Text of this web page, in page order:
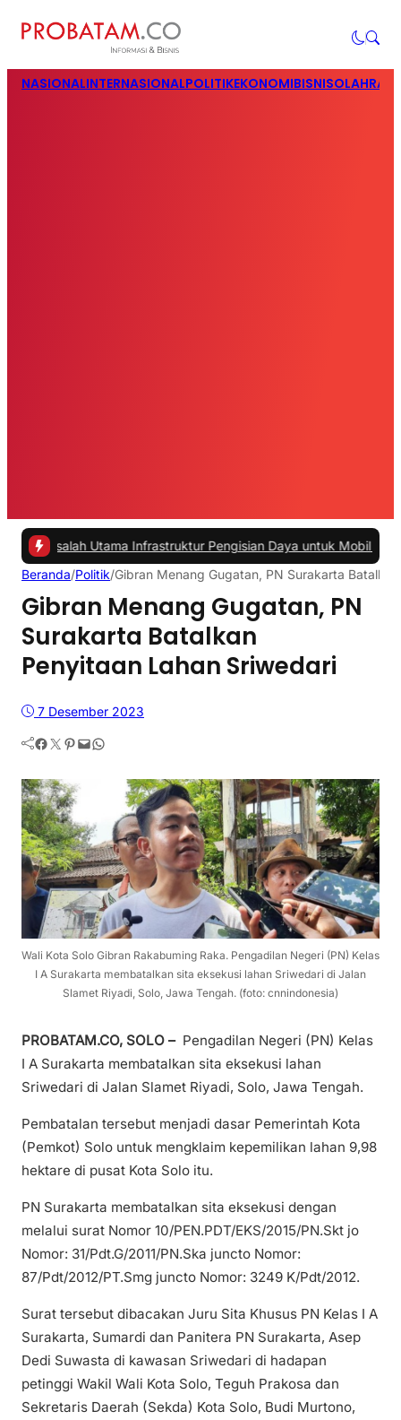
NASIONALINTERNASIONALPOLITIKEKONOMIBISNIS
Utama Infrastruktur Pengisian Daya untuk Mobil Listrik yang Perlu
Beranda/Politik/Gibran Menang Gugatan, PN Surakarta
Gibran Menang Gugatan, PN
Surakarta Batalkan
Penyitaan Lahan Sriwedari
7 Desember 2023
Facebook Twitter Pinterest Mail WhatsApp
Wali Kota Solo Gibran Rakabuming Raka. Pengadilan Negeri (PN) Kelas
I A Surakarta membatalkan sita eksekusi lahan Sriwedari di Jalan
Slamet Riyadi, Solo, Jawa Tengah. (foto: cnnindonesia)
PROBATAM.CO, SOLO – Pengadilan Negeri (PN) Kelas
I A Surakarta membatalkan sita eksekusi lahan
Sriwedari di Jalan Slamet Riyadi, Solo, Jawa Tengah.
Pembatalan tersebut menjadi dasar Pemerintah Kota
(Pemkot) Solo untuk mengklaim kepemilikan lahan 9,98
hektare di pusat Kota Solo itu.
PN Surakarta membatalkan sita eksekusi dengan
melalui surat Nomor 10/PEN.PDT/EKS/2015/PN.Skt jo
Nomor: 31/Pdt.G/2011/PN.Ska juncto Nomor:
87/Pdt/2012/PT.Smg juncto Nomor: 3249 K/Pdt/2012.
Surat tersebut dibacakan Juru Sita Khusus PN Kelas I A
Surakarta, Sumardi dan Panitera PN Surakarta, Asep
Dedi Suwasta di kawasan Sriwedari di hadapan
petinggi Wakil Wali Kota Solo, Teguh Prakosa dan
Sekretaris Daerah (Sekda) Kota Solo, Budi Murtono,